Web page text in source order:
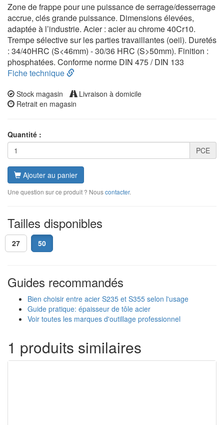
Zone de frappe pour une puissance de serrage/desserrage
accrue, clés grande puissance. Dimensions élevées,
adaptée à l’industrie. Acier : acier au chrome 40Cr10.
Trempe sélective sur les parties travaillantes (oeil). Duretés
: 34/40HRC (S<46mm) - 30/36 HRC (S>50mm). Finition :
phosphatées. Conforme norme DIN 475 / DIN 133
Fiche technique
Stock magasin
Livraison à domicile
Retrait en magasin
Quantité :
PCE
Ajouter au panier
Une question sur ce produit ? Nouscontacter.
Tailles disponibles
27 50
Guides recommandés
Bien choisir entre acier S235 et S355 selon l'usage
Guide pratique: épaisseur de tôle acier
Voir toutes les marques d'outillage professionnel
1 produits similaires